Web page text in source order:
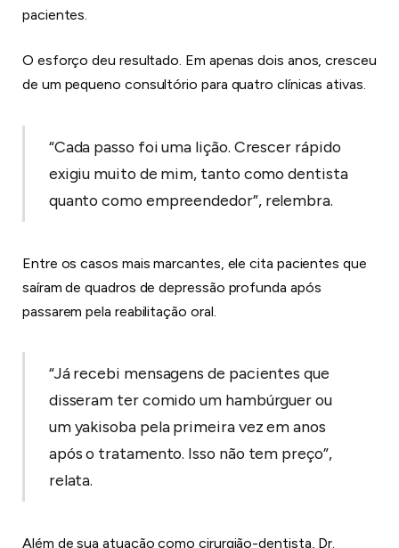
pacientes.
O esforço deu resultado. Em apenas dois anos, cresceu
de um pequeno consultório para quatro clínicas ativas.
“Cada passo foi uma lição. Crescer rápido
exigiu muito de mim, tanto como dentista
quanto como empreendedor”, relembra.
Entre os casos mais marcantes, ele cita pacientes que
saíram de quadros de depressão profunda após
passarem pela reabilitação oral.
“Já recebi mensagens de pacientes que
disseram ter comido um hambúrguer ou
um yakisoba pela primeira vez em anos
após o tratamento. Isso não tem preço”,
relata.
Além de sua atuação como cirurgião-dentista, Dr.